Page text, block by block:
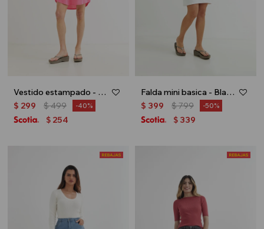
Vestido estampado - Rosa
$ 299 $499 40
$ 254
Falda mini basica - Blanco
$ 399 $799 50
$ 339